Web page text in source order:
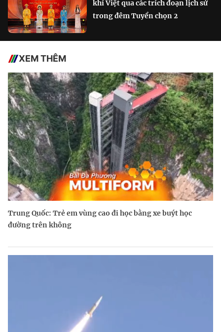
khí Việt qua các trích đoạn lịch sử
trong đêm Tuyển chọn 2
XEM THÊM
Trung Quốc: Trẻ em vùng cao đi học bằng xe buýt học
đường trên không